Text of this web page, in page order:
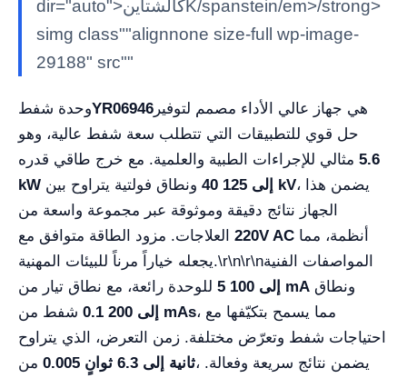
dir="auto">كالشتاينK/spanstein/em>/strong>
simg class""alignnone size-full wp-image-
29188" src""
وحدة شفطYR06946 هي جهاز عالي الأداء مصمم لتوفير
حل قوي للتطبيقات التي تتطلب سعة شفط عالية، وهو
5.6
kW
40 إلى 125 kV، يضمن هذا
الجهاز نتائج دقيقة وموثوقة عبر مجموعة واسعة من
220V AC
يجعله خياراً مرناً للبيئات المهنية.\r\n\r\nالمواصفات الفنية
5 إلى 100 mA
0.1 إلى 200 mAs، مما يسمح بتكيّفها مع
احتياجات شفط وتعرّض مختلفة. زمن التعرض، الذي يتراوح
0.005 ثانية إلى 6.3 ثوانٍ، يضمن نتائج سريعة وفعالة.